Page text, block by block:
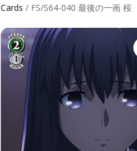
Cards / FS/S64-040 最後の一画 桜